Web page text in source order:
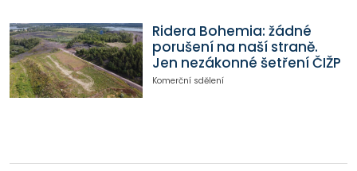
Ridera Bohemia: žádné
porušení na naší straně.
Jen nezákonné šetření ČIŽP
Komerční sdělení